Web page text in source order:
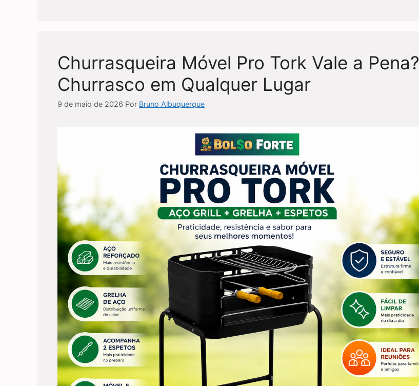
Churrasqueira Móvel Pro Tork Vale a Pena?
Churrasco em Qualquer Lugar
9 de maio de 2026 Por Bruno Albuquerque